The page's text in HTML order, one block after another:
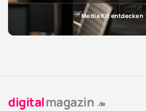
Media Kit entdecken
digitalmagazin .de